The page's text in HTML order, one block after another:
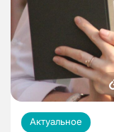
Актуальное